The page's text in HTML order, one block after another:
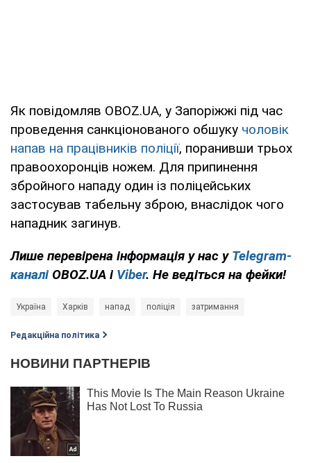
Як повідомляв OBOZ.UA, у Запоріжжі під час
проведення санкціонованого обшуку чоловік
напав на працівників поліції, поранивши трьох
правоохоронців ножем. Для припинення
збройного нападу один із поліцейських
застосував табельну зброю, внаслідок чого
нападник загинув.
Лише перевірена інформація у нас у Telegram-
каналі OBOZ.UA і Viber. Не ведіться на фейки!
Україна Харків напад поліція затримання
Редакційна політика